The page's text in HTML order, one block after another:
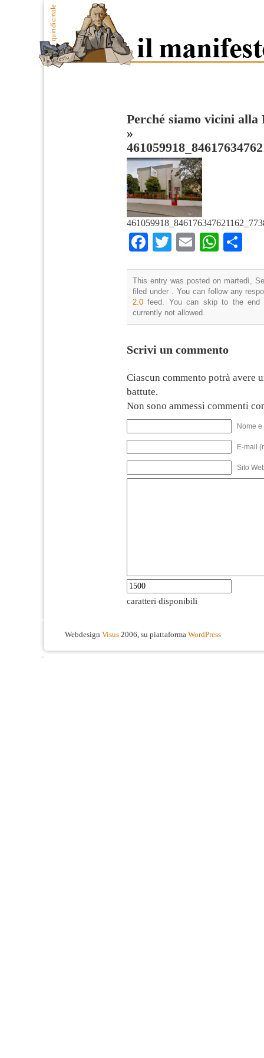
Perché siamo vicini
»
Facebook
TwitterEmail
This entry was posted on martedì,
filed under . You can follow any
2.0 feed. You can skip to the end
currently not allowed.
Scrivi un commento
Ciascun commento potrà avere
battute.
Non sono ammessi commenti
Nome
E-mail
Sito
caratteri disponibili
Webdesign Visus 2006, su piattaforma WordPress